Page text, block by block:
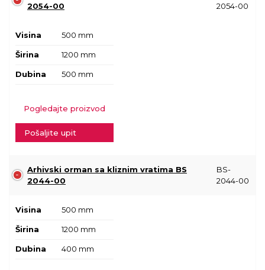
2054-00
2054-00
Visina 500 mm
Širina 1200 mm
Dubina 500 mm
Pogledajte proizvod
Pošaljite upit
Arhivski orman sa kliznim vratima BS
2044-00
BS-
2044-00
Visina 500 mm
Širina 1200 mm
Dubina 400 mm